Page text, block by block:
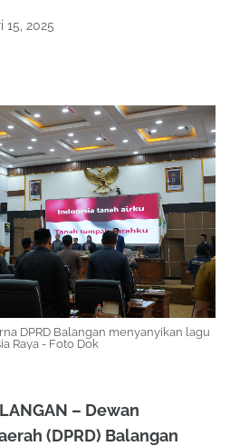
15, 2025
DPRD Balangan menyanyikan lagu
Raya - Foto Dok
– Dewan
(DPRD) Balangan